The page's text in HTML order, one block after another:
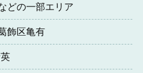
どの一部エリア
飾区亀有